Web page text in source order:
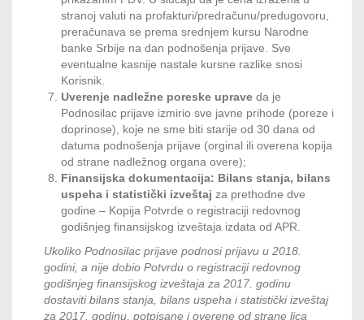
stranoj valuti na profakturi/predračunu/predugovoru,
preračunava se prema srednjem kursu Narodne
banke Srbije na dan podnošenja prijave. Sve
eventualne kasnije nastale kursne razlike snosi
Korisnik.
Uverenje nadležne poreske uprave da je
Podnosilac prijave izmirio sve javne prihode (poreze i
doprinose), koje ne sme biti starije od 30 dana od
datuma podnošenja prijave (orginal ili overena kopija
od strane nadležnog organa overe);
Finansijska dokumentacija: Bilans stanja, bilans
uspeha i statistički izveštaj za prethodne dve
godine – Kopija Potvrde o registraciji redovnog
godišnjeg finansijskog izveštaja izdata od APR.
Ukoliko Podnosilac prijave podnosi prijavu u 2018.
godini, a nije dobio Potvrdu o registraciji redovnog
godišnjeg finansijskog izveštaja za 2017. godinu
dostaviti bilans stanja, bilans uspeha i statistički izveštaj
za 2017. godinu, potpisane i overene od strane lica